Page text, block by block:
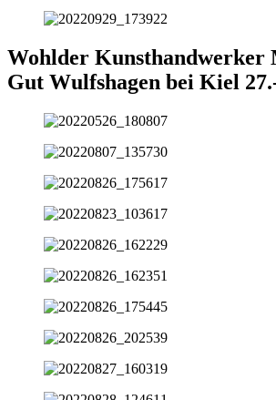
Wohlder Kunsthandwerker
Gut Wulfshagen bei Kiel